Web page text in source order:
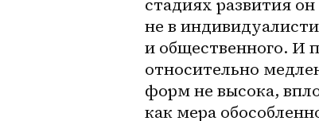
стадиях развития он
не в
и общественного. И
относительно
форм не высока,
как мера